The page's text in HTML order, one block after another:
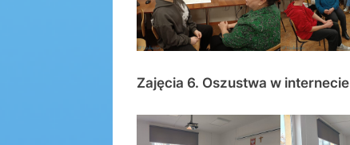
Zajęcia 6. Oszustwa w internecie